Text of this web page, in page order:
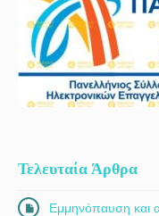
Τελευταία Άρθρα
Εμμηνόπαυση και